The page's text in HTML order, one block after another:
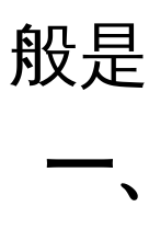
般
一